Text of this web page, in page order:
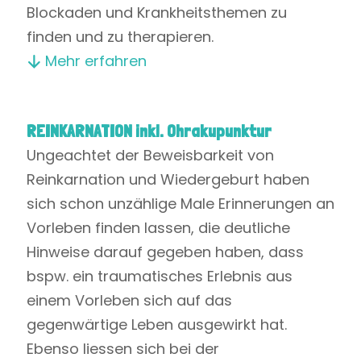
Blockaden und Krankheitsthemen zu
finden und zu therapieren.
Mehr erfahren
REINKARNATION inkl. Ohrakupunktur
Ungeachtet der Beweisbarkeit von
Reinkarnation und Wiedergeburt haben
sich schon unzählige Male Erinnerungen an
Vorleben finden lassen, die deutliche
Hinweise darauf gegeben haben, dass
bspw. ein traumatisches Erlebnis aus
einem Vorleben sich auf das
gegenwärtige Leben ausgewirkt hat.
Ebenso liessen sich bei der